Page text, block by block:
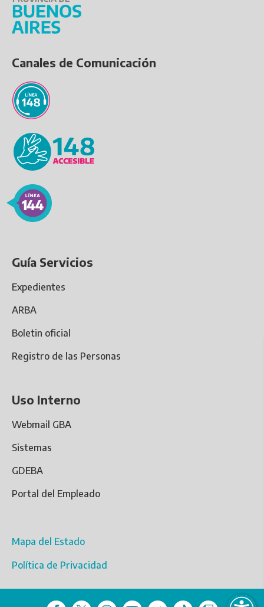
Canales de Comunicación
Guía Servicios
Expedientes
ARBA
Boletin oficial
Registro de las Personas
Uso Interno
Webmail GBA
Sistemas
GDEBA
Portal del Empleado
Mapa del Estado
Política de Privacidad